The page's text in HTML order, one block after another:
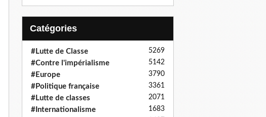
Catégories
#Lutte de Classe 5269
#Contre l'impérialisme 5142
#Europe 3790
#Politique française 3361
#Lutte de classes 2071
#Internationalisme 1683